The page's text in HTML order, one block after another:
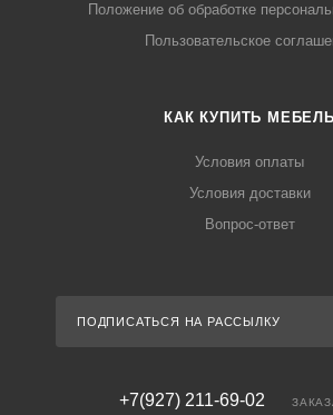
Положение об обработке
Пользовательское
КАК КУПИТЬ МЕБЕЛЬ
Условия оплаты
Условия доставки
Вопрос-ответ
ПОДПИСАТЬСЯ НА РАССЫЛКУ
+7(927) 211-69-02